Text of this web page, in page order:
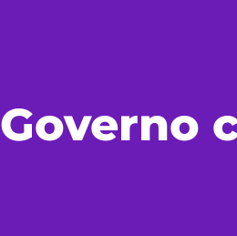
Governo